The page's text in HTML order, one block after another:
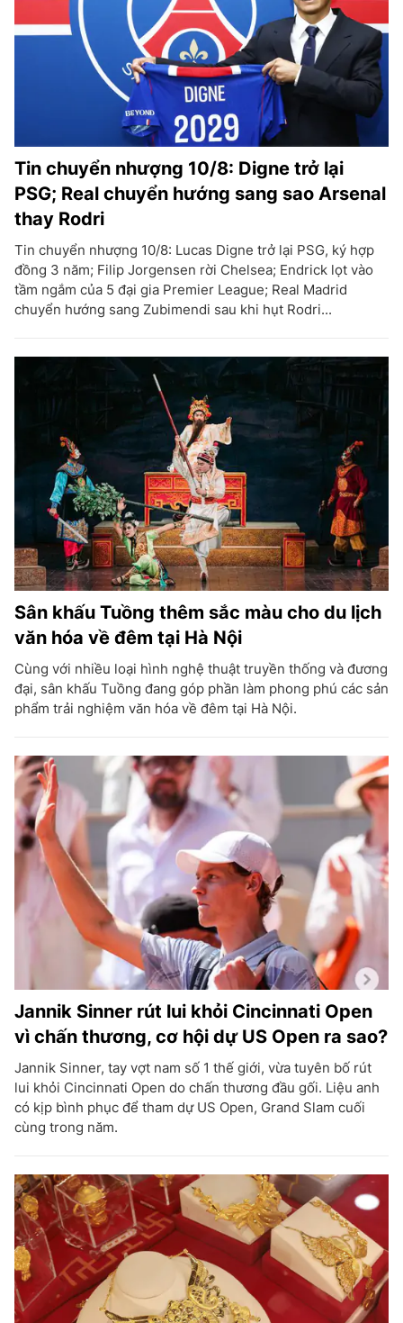
Tin chuyển nhượng 10/8: Digne trở lại
PSG; Real chuyển hướng sang sao Arsenal
thay Rodri
Tin chuyển nhượng 10/8: Lucas Digne trở lại PSG, ký hợp
đồng 3 năm; Filip Jorgensen rời Chelsea; Endrick lọt vào
tầm ngắm của 5 đại gia Premier League; Real Madrid
chuyển hướng sang Zubimendi sau khi hụt Rodri...
Sân khấu Tuồng thêm sắc màu cho du lịch
văn hóa về đêm tại Hà Nội
Cùng với nhiều loại hình nghệ thuật truyền thống và đương
đại, sân khấu Tuồng đang góp phần làm phong phú các sản
phẩm trải nghiệm văn hóa về đêm tại Hà Nội.
Jannik Sinner rút lui khỏi Cincinnati Open
vì chấn thương, cơ hội dự US Open ra sao?
Jannik Sinner, tay vợt nam số 1 thế giới, vừa tuyên bố rút
lui khỏi Cincinnati Open do chấn thương đầu gối. Liệu anh
có kịp bình phục để tham dự US Open, Grand Slam cuối
cùng trong năm.